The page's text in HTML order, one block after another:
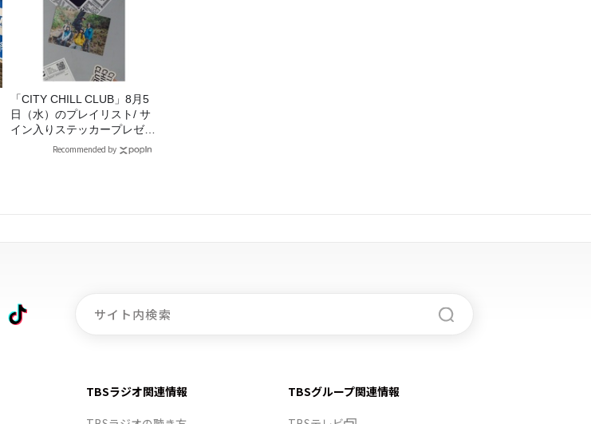
「CITY CHILL CLUB」8月5
日（水）のプレイリスト/ サ
イン入りステッカープレゼン
Recommended by
TBSラジオ関連情報
TBSグループ関連情報